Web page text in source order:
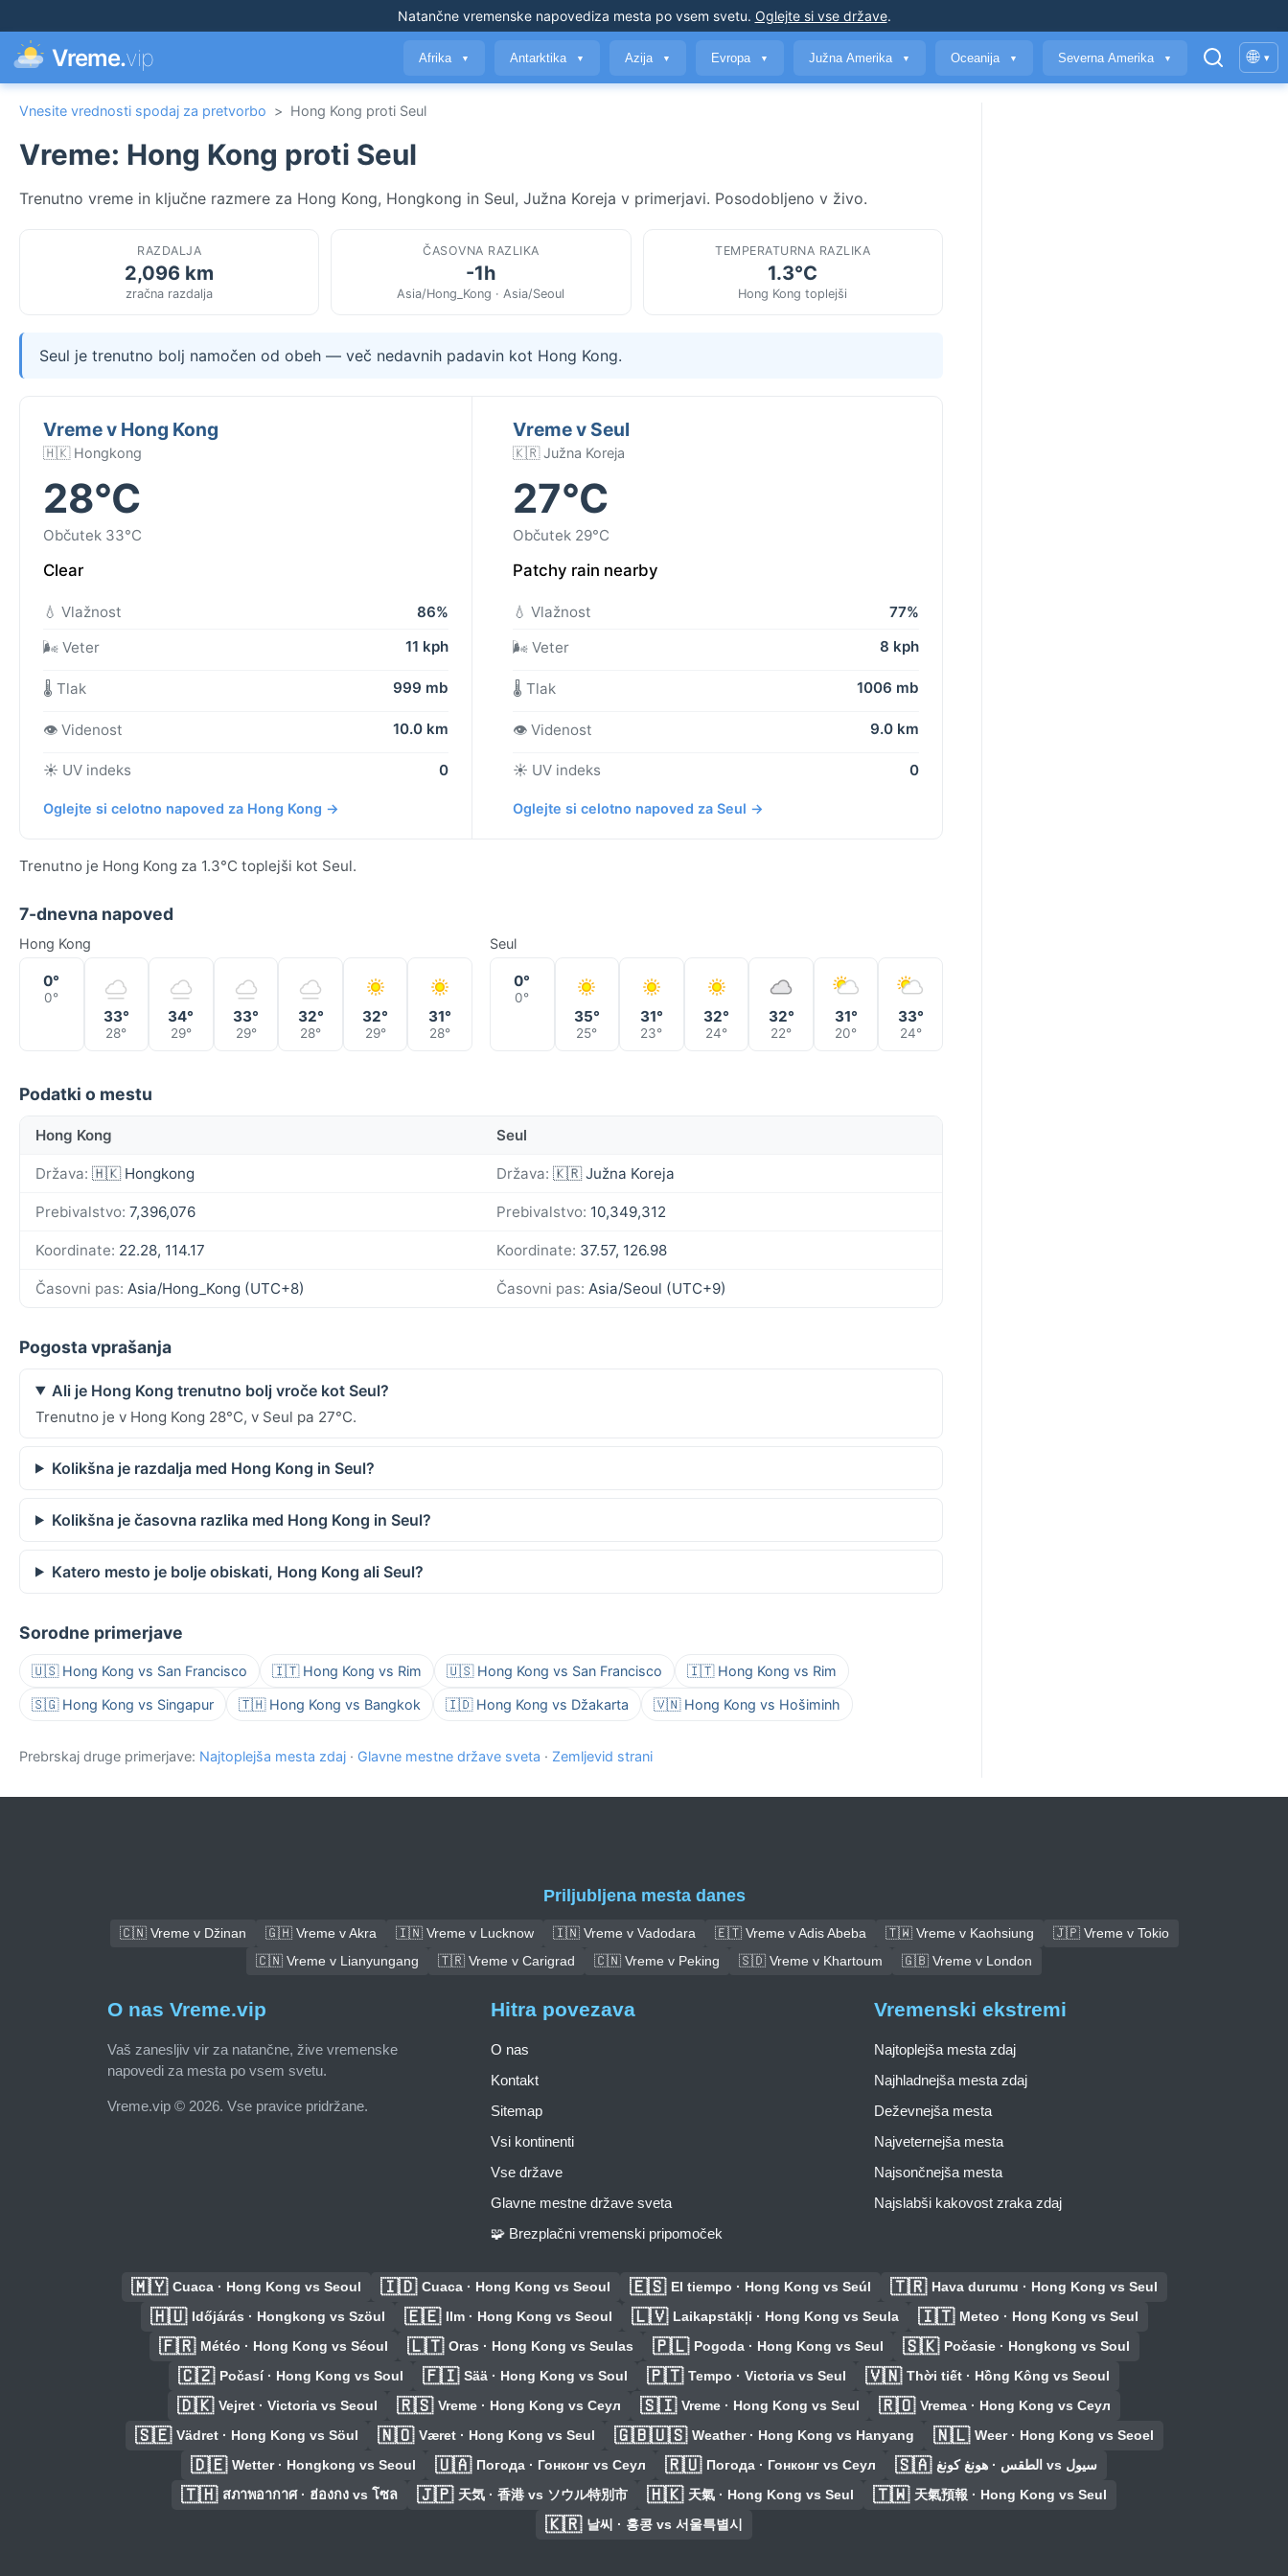
Natančne vremenske napovediza mesta po vsem svetu. Oglejte si vse države.
Vreme.vip Afrika ▼ Antarktika ▼ Azija ▼ Evropa ▼ Južna Amerika ▼ Oceanija ▼ Severna Amerika ▼ 🌐 ▾
Vnesite vrednosti spodaj za pretvorbo > Hong Kong proti Seul
Vreme: Hong Kong proti Seul
Trenutno vreme in ključne razmere za Hong Kong, Hongkong in Seul, Južna Koreja v primerjavi. Posodobljeno v živo.
RAZDALJA
2,096 km
zračna razdalja
ČASOVNA RAZLIKA
-1h
Asia/Hong_Kong · Asia/Seoul
TEMPERATURNA RAZLIKA
1.3°C
Hong Kong toplejši
Seul je trenutno bolj namočen od obeh — več nedavnih padavin kot Hong Kong.
Vreme v Hong Kong
🇭🇰 Hongkong
28°C
Občutek 33°C
Clear
💧 Vlažnost
86%
🌬️ Veter
11 kph
🌡️ Tlak 999 mb
👁️ Videnost 10.0 km
☀️ UV indeks 0
Oglejte si celotno napoved za Hong Kong →
Vreme v Seul
🇰🇷 Južna Koreja
27°C
Občutek 29°C
Patchy rain nearby
💧 Vlažnost
77%
🌬️ Veter
8 kph
🌡️ Tlak 1006 mb
👁️ Videnost 9.0 km
☀️ UV indeks 0
Oglejte si celotno napoved za Seul →
Trenutno je Hong Kong za 1.3°C toplejši kot Seul.
7-dnevna napoved
Hong Kong
0°
0°
33°
28°
34°
29°
33°
29°
32°
28°
32°
29°
31°
28°
Seul
0°
0°
35°
25°
31°
23°
32°
24°
32°
22°
31°
20°
33°
24°
Podatki o mestu
Hong Kong Seul
Država: 🇭🇰 Hongkong Država: 🇰🇷 Južna Koreja
Prebivalstvo: 7,396,076 Prebivalstvo: 10,349,312
Koordinate: 22.28, 114.17 Koordinate: 37.57, 126.98
Časovni pas: Asia/Hong_Kong (UTC+8) Časovni pas: Asia/Seoul (UTC+9)
Pogosta vprašanja
Ali je Hong Kong trenutno bolj vroče kot Seul?
Trenutno je v Hong Kong 28°C, v Seul pa 27°C.
Kolikšna je razdalja med Hong Kong in Seul?
Kolikšna je časovna razlika med Hong Kong in Seul?
Katero mesto je bolje obiskati, Hong Kong ali Seul?
Sorodne primerjave
🇺🇸 Hong Kong vs San Francisco 🇮🇹 Hong Kong vs Rim 🇺🇸 Hong Kong vs San Francisco 🇮🇹 Hong Kong vs Rim
🇸🇬 Hong Kong vs Singapur 🇹🇭 Hong Kong vs Bangkok 🇮🇩 Hong Kong vs Džakarta 🇻🇳 Hong Kong vs Hošiminh
Prebrskaj druge primerjave: Najtoplejša mesta zdaj · Glavne mestne države sveta · Zemljevid strani
Priljubljena mesta danes
🇨🇳 Vreme v Džinan 🇬🇭 Vreme v Akra 🇮🇳 Vreme v Lucknow 🇮🇳 Vreme v Vadodara 🇪🇹 Vreme v Adis Abeba 🇹🇼 Vreme v Kaohsiung
🇯🇵 Vreme v Tokio
🇨🇳 Vreme v Lianyungang
🇹🇷 Vreme v Carigrad 🇨🇳 Vreme v Peking 🇸🇩 Vreme v Khartoum 🇬🇧 Vreme v London
O nas Vreme.vip
Vaš zanesljiv vir za natančne, žive vremenske
napovedi za mesta po vsem svetu.
Vreme.vip © 2026. Vse pravice pridržane.
Hitra povezava
O nas
Kontakt
Sitemap
Vsi kontinenti
Vse države
Glavne mestne države sveta
🧩 Brezplačni vremenski pripomoček
Vremenski ekstremi
Najtoplejša mesta zdaj
Najhladnejša mesta zdaj
Deževnejša mesta
Najveternejša mesta
Najsončnejša mesta
Najslabši kakovost zraka zdaj
🇲🇾 Cuaca · Hong Kong vs Seoul 🇮🇩 Cuaca · Hong Kong vs Seoul 🇪🇸 El tiempo · Hong Kong vs Seúl 🇹🇷 Hava durumu · Hong Kong vs Seul
🇭🇺 Időjárás · Hongkong vs Szöul 🇪🇪 Ilm · Hong Kong vs Seoul 🇱🇻 Laikapstākļi · Hong Kong vs Seula 🇮🇹 Meteo · Hong Kong vs Seul
🇫🇷 Météo · Hong Kong vs Séoul 🇱🇹 Oras · Hong Kong vs Seulas 🇵🇱 Pogoda · Hong Kong vs Seul 🇸🇰 Počasie · Hongkong vs Soul
🇨🇿 Počasí · Hong Kong vs Soul 🇫🇮 Sää · Hong Kong vs Soul 🇵🇹 Tempo · Victoria vs Seul 🇻🇳 Thời tiết · Hồng Kông vs Seoul
🇩🇰 Vejret · Victoria vs Seoul 🇷🇸 Vreme · Hong Kong vs Сеул 🇸🇮 Vreme · Hong Kong vs Seul 🇷🇴 Vremea · Hong Kong vs Сеул
🇸🇪 Vädret · Hong Kong vs Söul 🇳🇴 Været · Hong Kong vs Seul 🇬🇧🇺🇸 Weather · Hong Kong vs Hanyang 🇳🇱 Weer · Hong Kong vs Seoel
🇩🇪 Wetter · Hongkong vs Seoul 🇺🇦 Погода · Гонконг vs Сеул 🇷🇺 Погода · Гонконг vs Сеул 🇸🇦 الطقس · هونغ كونغ vs سيول
🇹🇭 สภาพอากาศ · ฮ่องกง vs โซล 🇯🇵 天気 · 香港 vs ソウル特別市 🇭🇰 天氣 · Hong Kong vs Seul 🇹🇼 天氣預報 · Hong Kong vs Seul
🇰🇷 날씨 · 홍콩 vs 서울특별시